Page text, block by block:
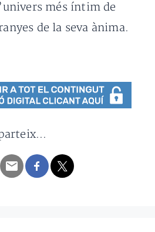
més íntim de
de la seva ànima.